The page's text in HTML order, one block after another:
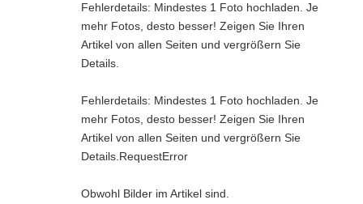
Fehlerdetails: Mindestes 1 Foto hochladen. Je
mehr Fotos, desto besser! Zeigen Sie Ihren
Artikel von allen Seiten und vergrößern Sie
Details.
Fehlerdetails: Mindestes 1 Foto hochladen. Je
mehr Fotos, desto besser! Zeigen Sie Ihren
Artikel von allen Seiten und vergrößern Sie
Details.RequestError
Obwohl Bilder im Artikel sind.